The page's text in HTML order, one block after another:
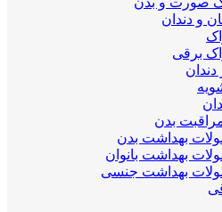
و دندان
برقی
بدن
بهداشت بدن
بهداشت بانوان
بهداشت جنسی